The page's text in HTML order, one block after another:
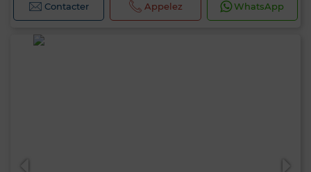
Contacter Appelez WhatsApp